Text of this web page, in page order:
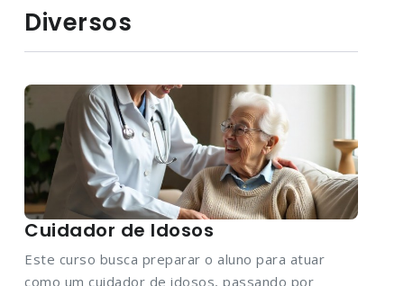
Diversos
Cuidador de Idosos
Este curso busca preparar o aluno para atuar
como um cuidador de idosos, passando por